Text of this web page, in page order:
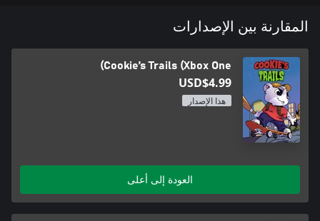
المقارنة بين الإصدارات
Cookie’s Trails (Xbox One)
USD$4.99
هذا الإصدار
العودة إلى أعلى